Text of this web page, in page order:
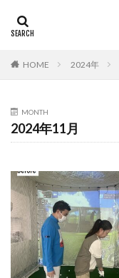
HOME 2024年
MONTH
2024年11月